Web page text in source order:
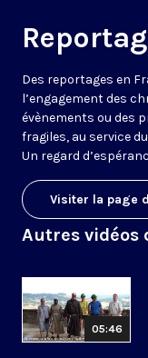
Des reportages en
l’engagement des
évènements ou des
fragiles, au service
Un regard
Visiter la page
Autres vidéos
05:46